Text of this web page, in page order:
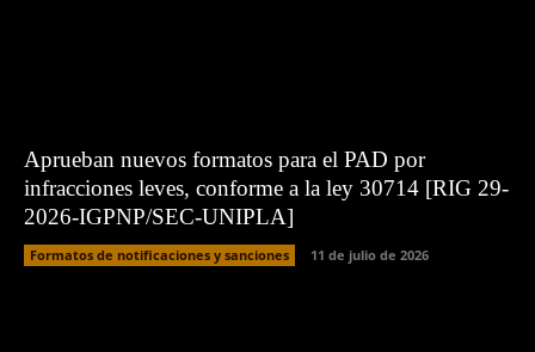
Aprueban nuevos formatos para el PAD por
infracciones leves, conforme a la ley 30714 [RIG 29-
2026-IGPNP/SEC-UNIPLA]
Formatos de notificaciones y sanciones 11 de julio de 2026